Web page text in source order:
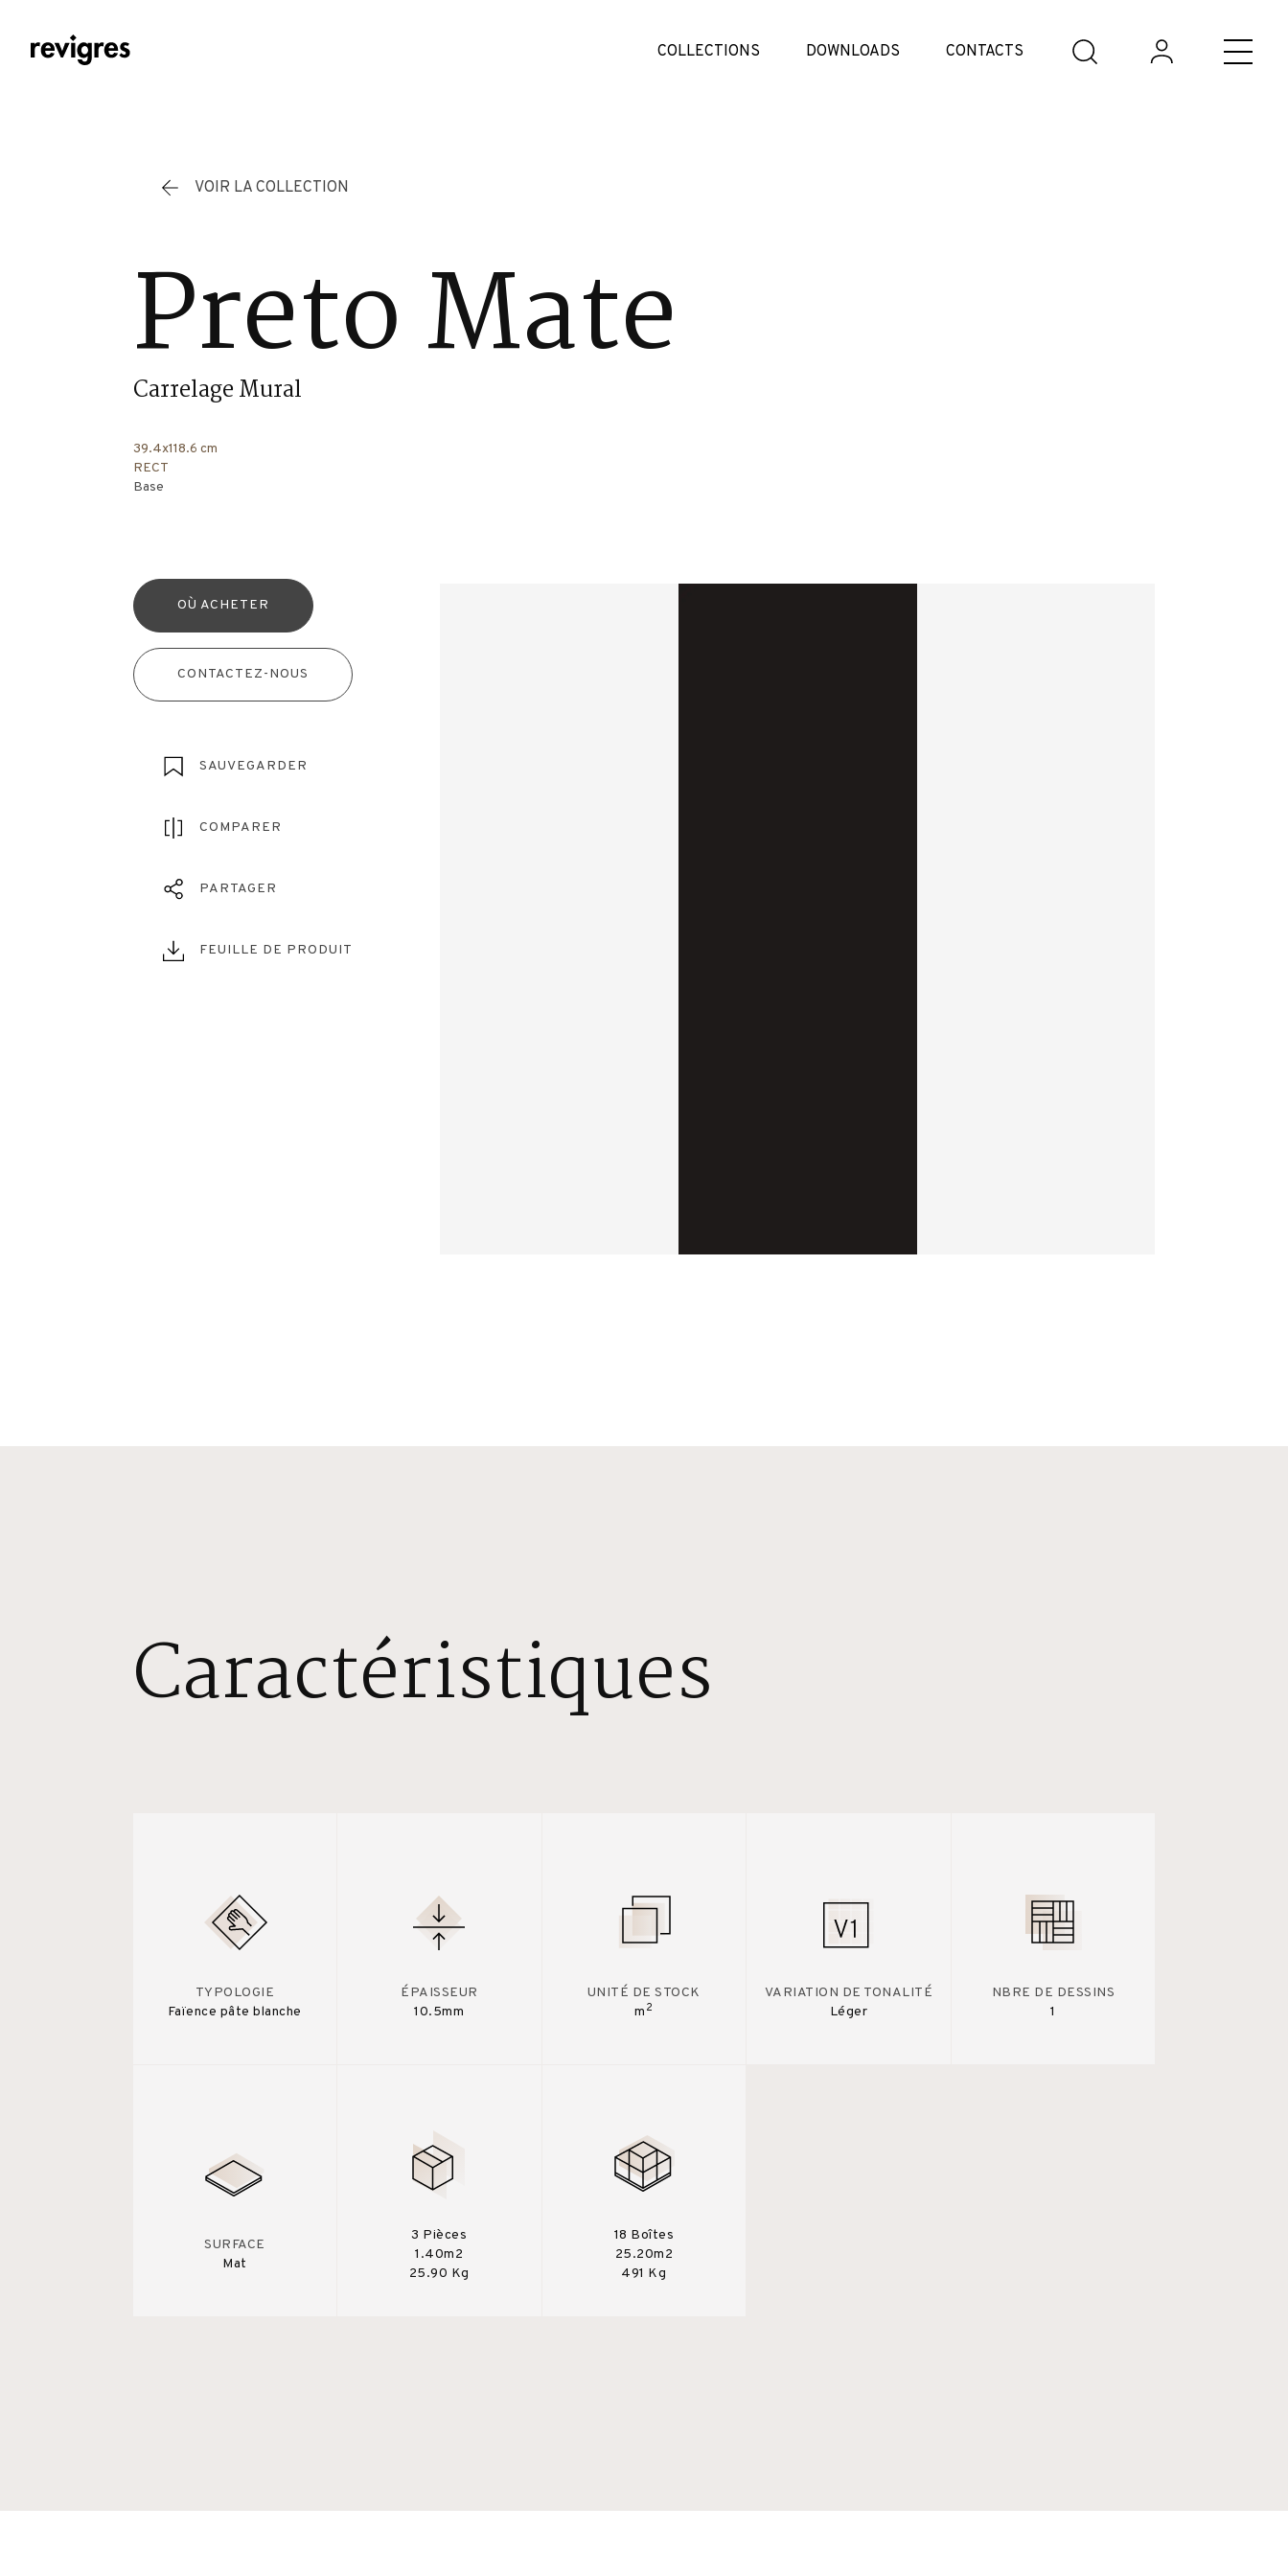
COLLECTIONS DOWNLOADS CONTACTS
VOIR LA COLLECTION
Preto Mate
Carrelage Mural
39.4x118.6 cm
RECT
Base
OÙ ACHETER
CONTACTEZ-NOUS
SAUVEGARDER
COMPARER
PARTAGER
FEUILLE DE PRODUIT
Caractéristiques
TYPOLOGIE
Faïence pâte blanche
ÉPAISSEUR
10.5mm
UNITÉ DE STOCK
m 2
VARIATION DE TONALITÉ
Léger
NBRE DE DESSINS
1
SURFACE
Mat
3 Pièces
1.40m2
25.90 Kg
18 Boîtes
25.20m2
491 Kg